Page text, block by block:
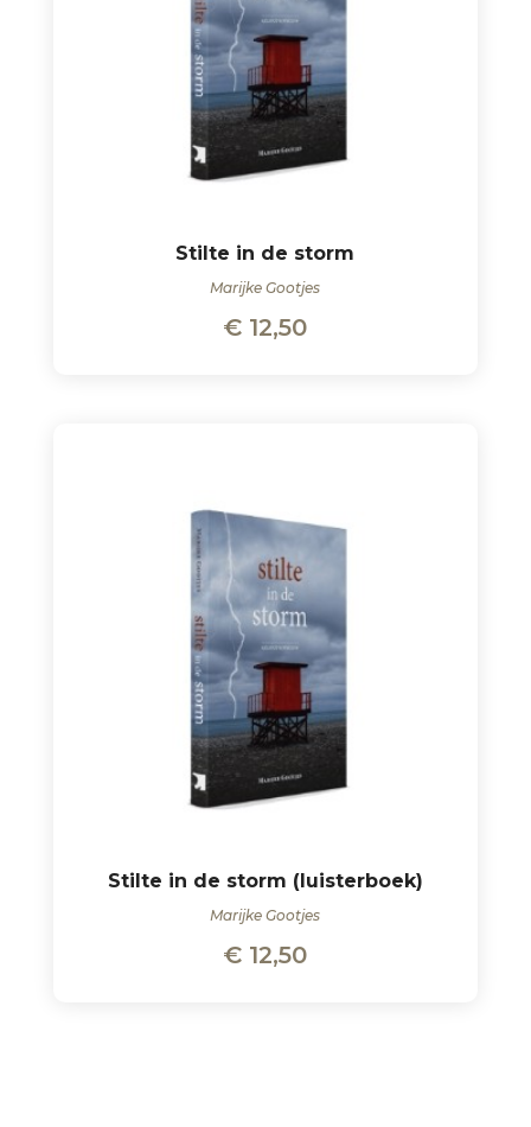
Stilte in de storm
Marijke Gootjes
€ 12,50
Stilte in de storm (luisterboek)
Marijke Gootjes
€ 12,50